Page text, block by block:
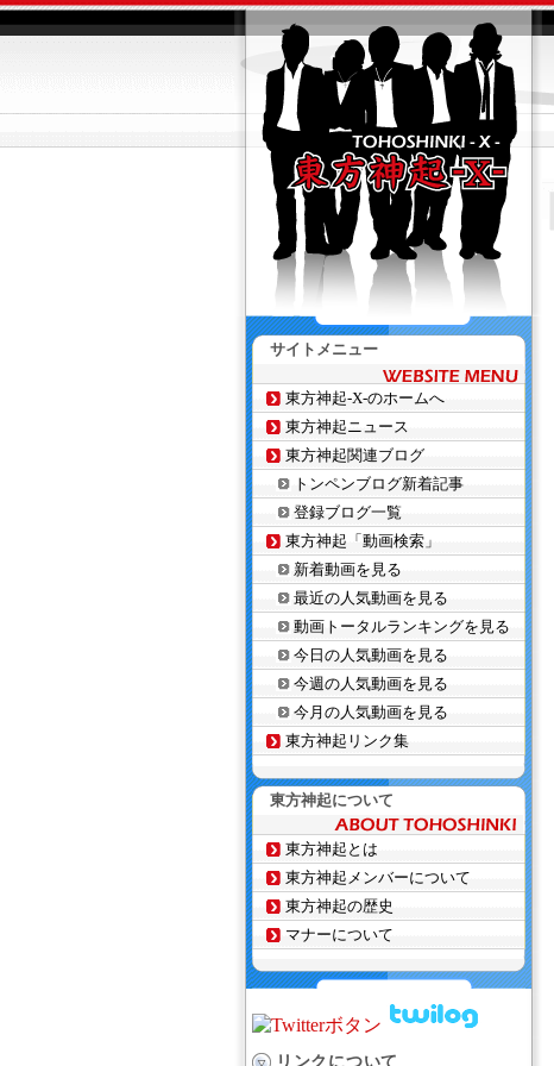
サイトメニュー
東方神起-X-のホームへ
東方神起ニュース
東方神起関連ブログ
トンペンブログ新着記事
登録ブログ一覧
東方神起「動画検索」
新着動画を見る
最近の人気動画を見る
動画トータルランキングを見る
今日の人気動画を見る
今週の人気動画を見る
今月の人気動画を見る
東方神起リンク集
東方神起について
東方神起とは
東方神起メンバーについて
東方神起の歴史
マナーについて
リンクについて